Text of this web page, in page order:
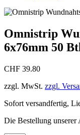
Omnistrip
6x76mm 50
CHF 39.80
zzgl. MwSt. zzgl.
Sofort versandfertig,
Die Bestellung unserer